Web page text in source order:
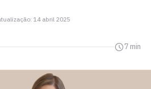
14 abril 2025
7 min